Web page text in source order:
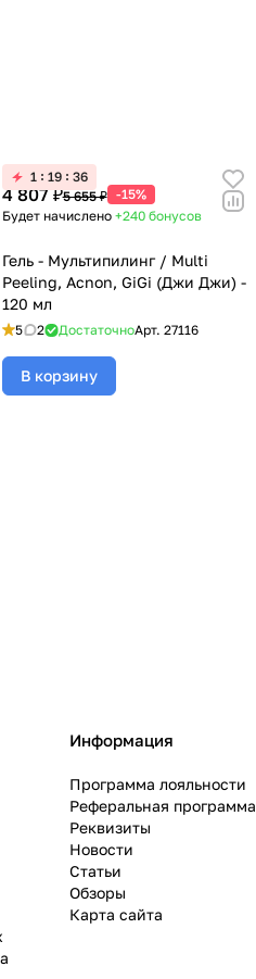
1 19 36
4 807 ₽5 655 ₽ -15%
Будет начислено +240 бонусов
Гель - Мультипилинг / Multi
Peeling, Acnon, GiGi (Джи Джи) -
120 мл
5 2 ДостаточноАрт. 27116
В корзину
Информация
Программа лояльности
Реферальная программа
Реквизиты
Новости
Статьи
Обзоры
Карта сайта